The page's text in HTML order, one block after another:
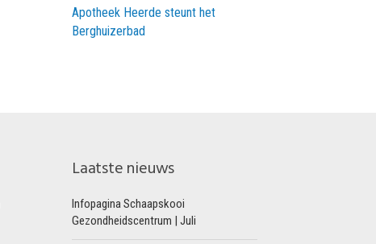
Apotheek Heerde steunt het
Berghuizerbad
Laatste nieuws
Infopagina Schaapskooi
Gezondheidscentrum | Juli